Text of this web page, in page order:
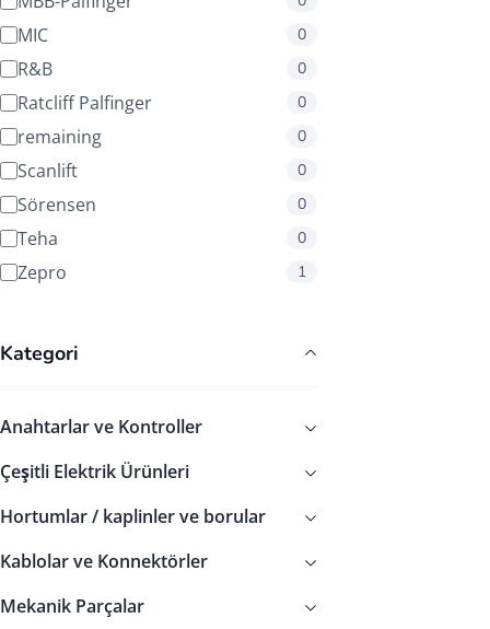
MIC 0
R&B 0
Ratcliff Palfinger 0
remaining 0
Scanlift 0
Sörensen 0
Teha 0
Zepro 1
Kategori
Anahtarlar ve Kontroller
Çeşitli Elektrik Ürünleri
Hortumlar / kaplinler ve borular
Kablolar ve Konnektörler
Mekanik Parçalar